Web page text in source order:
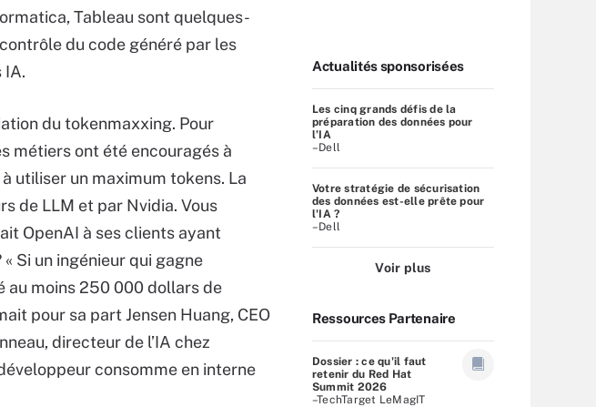
Actualités sponsorisées
Les cinq grands défis de la
préparation des données pour
l’IA
–Dell
Votre stratégie de sécurisation
des données est-elle prête pour
l'IA ?
–Dell
Voir plus
Ressources Partenaire
Dossier : ce qu'il faut
retenir du Red Hat
Summit 2026
–TechTarget LeMagIT
Tableau sont quelques-
du code généré par les
IA.
du tokenmaxxing. Pour
métiers ont été encouragés à
utiliser un maximum tokens. La
de LLM et par Nvidia. Vous
OpenAI à ses clients ayant
Si un ingénieur qui gagne
au moins 250 000 dollars de
pour sa part Jensen Huang, CEO
directeur de l’IA chez
consomme en interne